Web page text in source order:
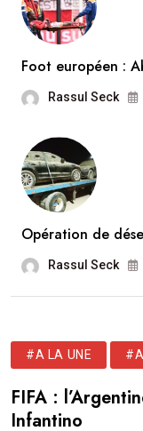
Foot européen :
Rassul Seck
Opération de
Rassul Seck
#A LA UNE
FIFA :
Infantino